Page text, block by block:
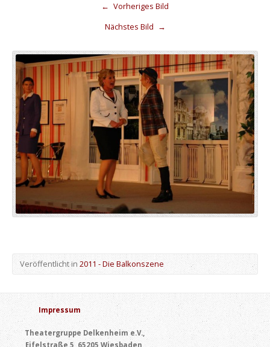
← Vorheriges Bild
Nächstes Bild →
Veröffentlicht in2011 - Die Balkonszene
Impressum
Theatergruppe Delkenheim e.V.,
Eifelstraße 5, 65205 Wiesbaden,